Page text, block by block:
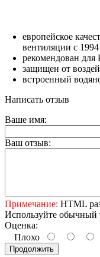
европейское
вентиляции с 1994
рекомендован для
защищен от
встроенный
Написать отзыв
Ваше имя:
Ваш отзыв:
Примечание: HTML
Используйте обычный
Оценка:
Плохо
Продолжить